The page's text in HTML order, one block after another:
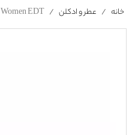
خانه / عطر و ادکلن /